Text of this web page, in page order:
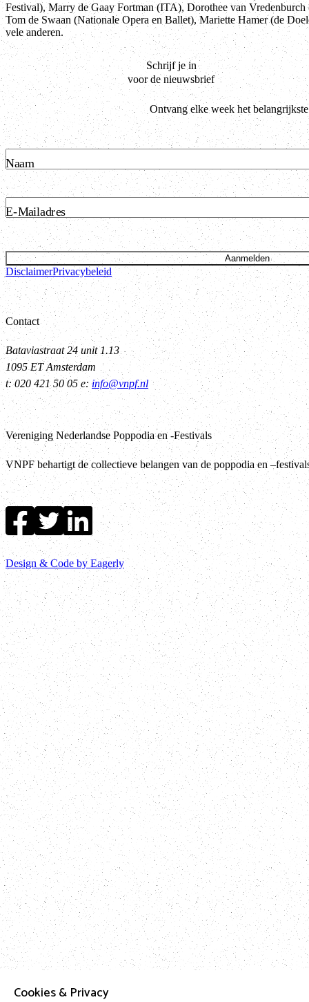
Cookies & Privacy
Festival), Marry de Gaay Fortman (ITA), Dorothee van
Tom de Swaan (Nationale Opera en Ballet), Mariette Hamer (de
vele anderen.
Schrijf je in
voor de nieuwsbrief
Ontvang elke week het
Naam
E-Mailadres
Aanmelden
DisclaimerPrivacybeleid
Contact
Bataviastraat 24 unit 1.13
1095 ET Amsterdam
t: 020 421 50 05 e: info@vnpf.nl
Vereniging Nederlandse Poppodia en -Festivals
VNPF behartigt de collectieve belangen van de poppodia en
Design & Code by Eagerly